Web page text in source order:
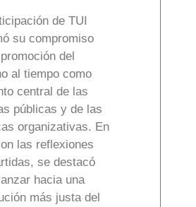
de TUI
su compromiso
del
al tiempo como
central de las
públicas y de las
organizativas. En
las reflexiones
se destacó
hacia una
más justa del